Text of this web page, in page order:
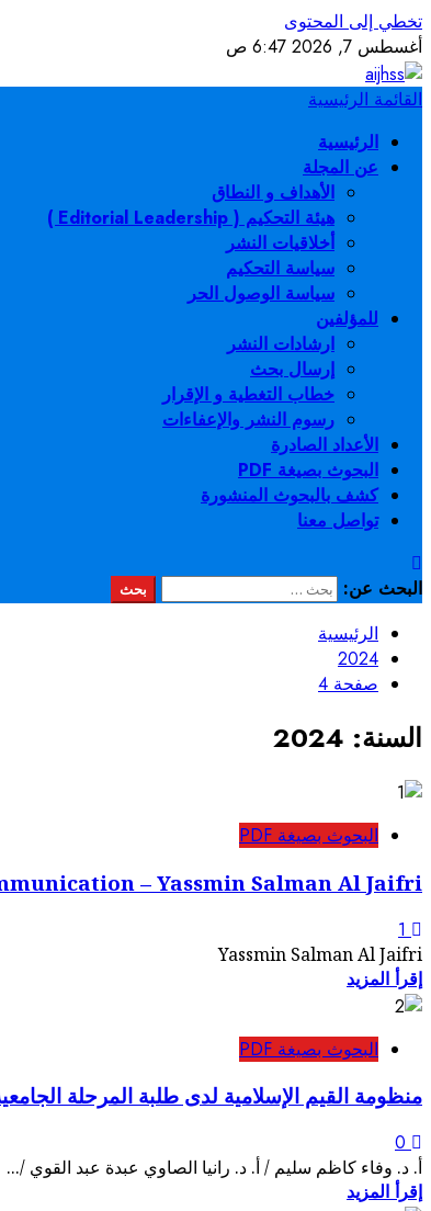
تخطي إلى المحتوى
أغسطس 7, 2026
6:47 ص
القائمة الرئيسية
الرئيسية
عن المجلة
الأهداف و النطاق
هيئة التحكيم ( Editorial Leadership )
أخلاقيات النشر
سياسة التحكيم
سياسة الوصول الحر
للمؤلفين
ارشادات النشر
إرسال بحث
خطاب التغطية و الإقرار
رسوم النشر والإعفاءات
الأعداد الصادرة
البحوث بصيغة PDF
كشف بالبحوث المنشورة
تواصل معنا
البحث عن:
الرئيسية
2024
صفحة 4
السنة: 2024
البحوث بصيغة PDF
– Yassmin Salman Al Jaifri
1
Yassmin Salman Al Jaifri
إقرأ المزيد
البحوث بصيغة PDF
منظومة القيم الإسلامية لدى طلبة المرحلة
0
أ. د. وفاء كاظم سليم / أ. د. رانيا الصاوي عبدة عبد القوي /...
إقرأ المزيد